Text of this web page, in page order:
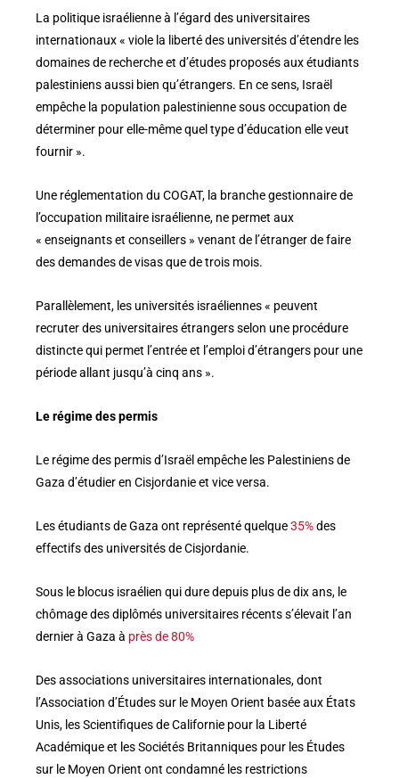
La politique israélienne à l’égard des universitaires
internationaux « viole la liberté des universités d’étendre les
domaines de recherche et d’études proposés aux étudiants
palestiniens aussi bien qu’étrangers. En ce sens, Israël
empêche la population palestinienne sous occupation de
déterminer pour elle-même quel type d’éducation elle veut
fournir ».
Une réglementation du COGAT, la branche gestionnaire de
l’occupation militaire israélienne, ne permet aux
« enseignants et conseillers » venant de l’étranger de faire
des demandes de visas que de trois mois.
Parallèlement, les universités israéliennes « peuvent
recruter des universitaires étrangers selon une procédure
distincte qui permet l’entrée et l’emploi d’étrangers pour une
période allant jusqu’à cinq ans ».
Le régime des permis
Le régime des permis d’Israël empêche les Palestiniens de
Gaza d’étudier en Cisjordanie et vice versa.
Les étudiants de Gaza ont représenté quelque35%des
effectifs des universités de Cisjordanie.
Sous le blocus israélien qui dure depuis plus de dix ans, le
chômage des diplômés universitaires récents s’élevait l’an
dernier à Gaza à près de 80%
Des associations universitaires internationales, dont
l’Association d’Études sur le Moyen Orient basée aux États
Unis, les Scientifiques de Californie pour la Liberté
Académique et les Sociétés Britanniques pour les Études
sur le Moyen Orient ont condamné les restrictions